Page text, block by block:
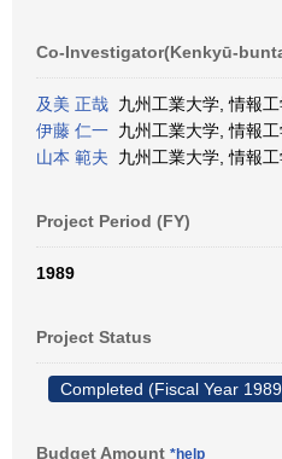
Co-Investigator(Kenkyū-
及美 正哉 九州工業大学, 情報
伊藤 仁一 九州工業大学, 情報
山本 範夫 九州工業大学, 情報
Project Period (FY)
1989
Project Status
Completed (Fiscal Year
Budget Amount *help